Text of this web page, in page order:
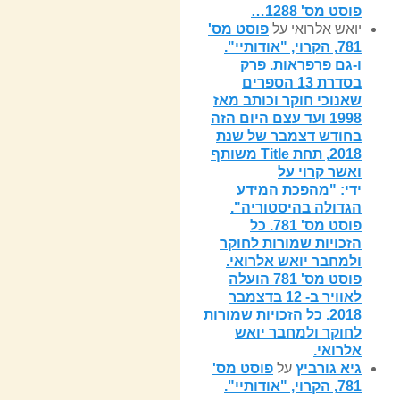
פוסט מס' 1288…
יואש אלרואי על פוסט מס'
781, הקרוי, "אודותיי".
ו-גם פרפראות. פרק
בסדרת 13 הספרים
שאנוכי חוקר וכותב מאז
1998 ועד עצם היום הזה
בחודש דצמבר של שנת
2018, תחת Title משותף
ואשר קרוי על
ידי: "מהפכת המידע
הגדולה בהיסטוריה".
פוסט מס' 781. כל
הזכויות שמורות לחוקר
ולמחבר יואש אלרואי.
פוסט מס' 781 הועלה
לאוויר ב- 12 בדצמבר
2018. כל הזכויות שמורות
לחוקר ולמחבר יואש
אלרואי.
גיא גורביץ על פוסט מס'
781, הקרוי, "אודותיי".